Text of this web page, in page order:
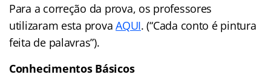
Para a correção da prova, os professores
utilizaram esta provaAQUI. (“Cada conto é pintura
feita de palavras”).
Conhecimentos Básicos